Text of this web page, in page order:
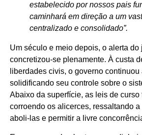
estabelecido por nossos pais
caminhará em direção a um
centralizado e consolidado”.
Um século e meio depois, o alerta do
concretizou-se plenamente. À custa
liberdades civis, o governo
solidificando seu controle sobre o
Abaixo da superfície, as leis de curso
corroendo os alicerces, ressaltando
aboli-las e permitir a livre